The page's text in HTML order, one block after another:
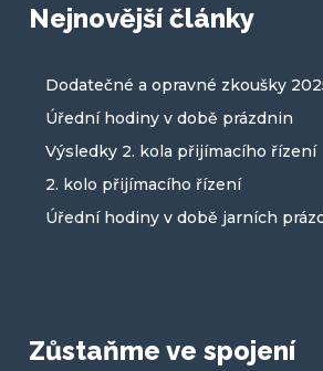
Nejnovější články
Dodatečné a opravné zkoušky
Úřední hodiny v době prázdnin
Výsledky 2. kola přijímacího řízení
2. kolo přijímacího řízení
Úřední hodiny v době jarních
Zůstaňme ve spojení